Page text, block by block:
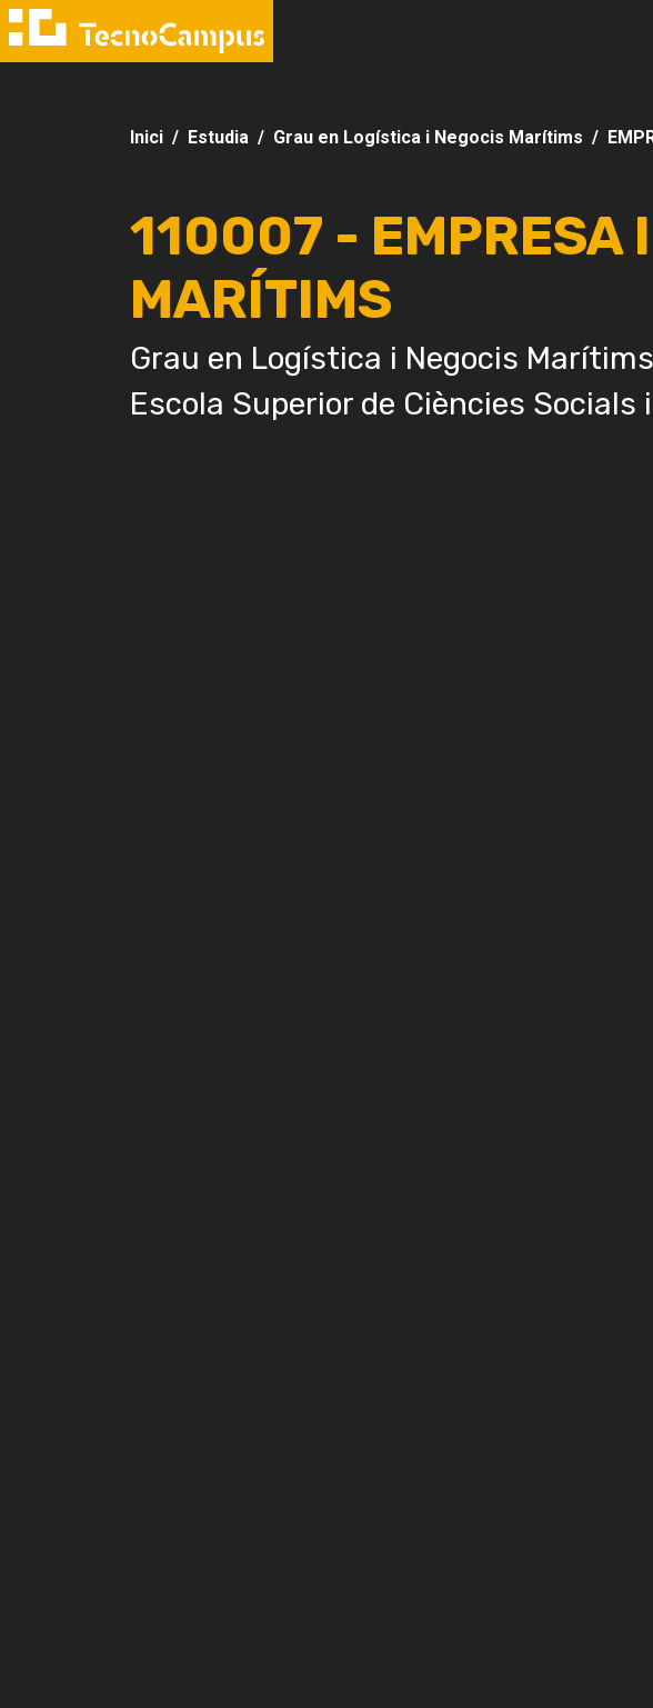
Inici Estudia Grau en Logística i Negocis Marítims
110007 - EMPRESA
MARÍTIMS
Grau en Logística i Negocis Marítims
Escola Superior de Ciències Socials